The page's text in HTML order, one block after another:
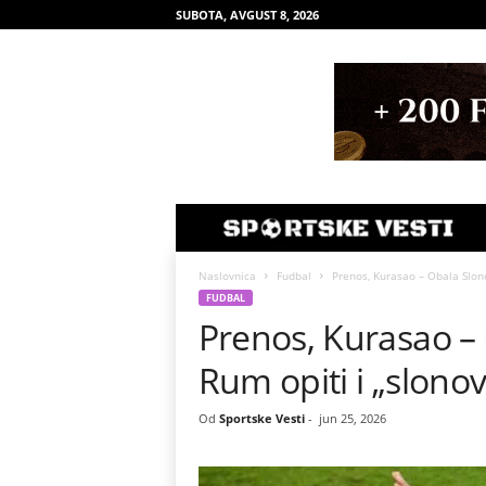
SUBOTA, AVGUST 8, 2026
Naslovnica Fudbal Prenos, Kurasao – Obala
FUDBAL
Prenos, Kurasao
Rum opiti i
Od Sportske Vesti- jun 25, 2026